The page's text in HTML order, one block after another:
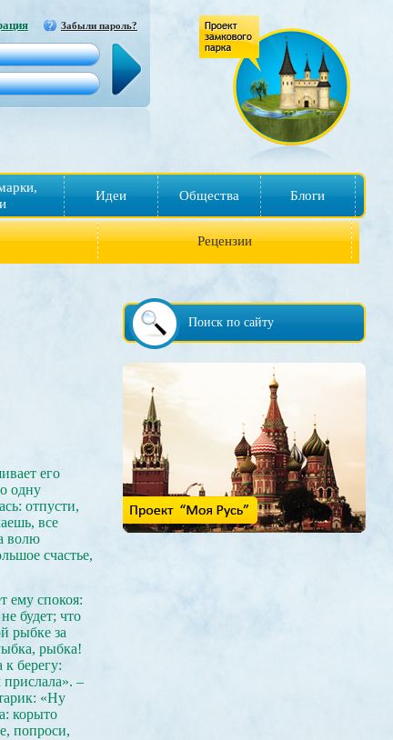
Забыли пароль?
Идеи Общества Блоги
Рецензии
Поиск по сайту
его
одну
отпусти,
все
волю
счастье,
ему спокоя:
будет; что
рыбке за
рыбка!
берегу:
прислала». –
«Ну
корыто
попроси,